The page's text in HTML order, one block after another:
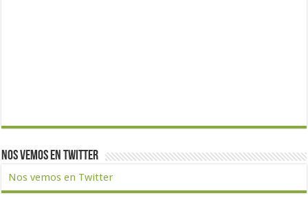
Nos vemos en Twitter
Nos vemos en Twitter